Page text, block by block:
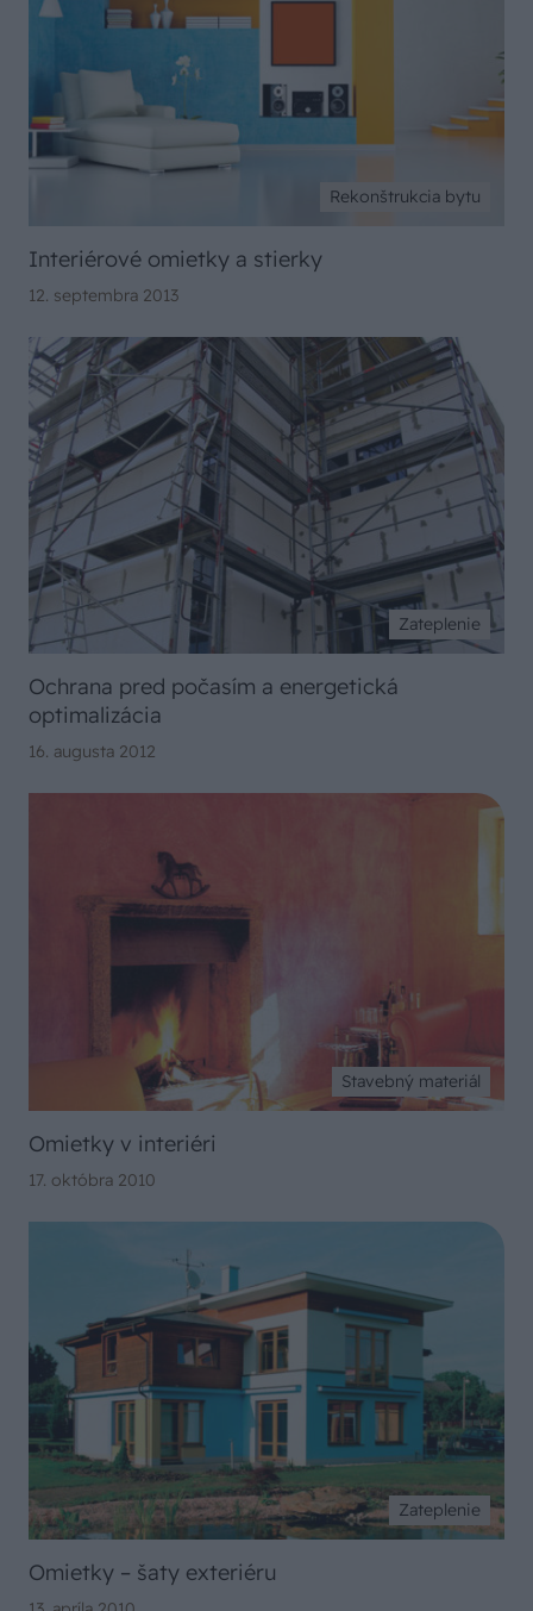
Rekonštrukcia bytu
Interiérové omietky a stierky
12. septembra 2013
Zateplenie
Ochrana pred počasím a energetická
optimalizácia
16. augusta 2012
Stavebný materiál
Omietky v interiéri
17. októbra 2010
Zateplenie
Omietky – šaty exteriéru